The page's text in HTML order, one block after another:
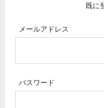
既に
メールアドレス
パスワード